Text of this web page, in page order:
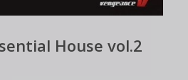
House vol.2